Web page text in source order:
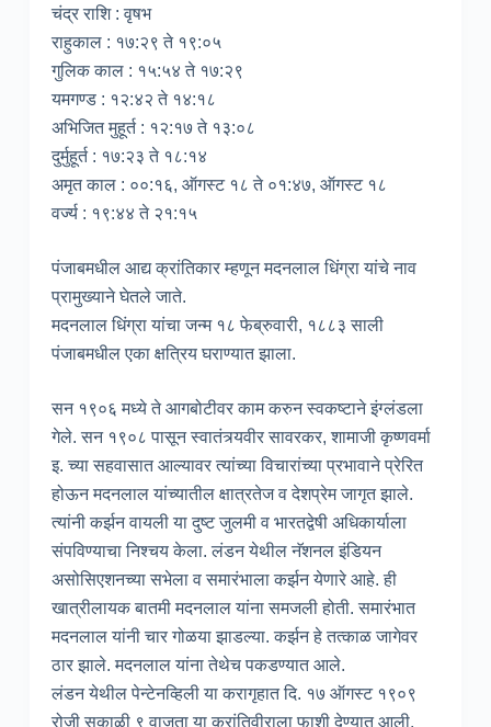
चंद्र राशि : वृषभ
राहुकाल : १७:२९ ते १९:०५
गुलिक काल : १५:५४ ते १७:२९
यमगण्ड : १२:४२ ते १४:१८
अभिजित मुहूर्त : १२:१७ ते १३:०८
दुर्मुहूर्त : १७:२३ ते १८:१४
अमृत काल : ००:१६, ऑगस्ट १८ ते ०१:४७, ऑगस्ट १८
वर्ज्य : १९:४४ ते २१:१५
पंजाबमधील आद्य क्रांतिकार म्हणून मदनलाल धिंग्रा यांचे नाव
प्रामुख्याने घेतले जाते.
मदनलाल धिंग्रा यांचा जन्म १८ फेब्रुवारी, १८८३ साली
पंजाबमधील एका क्षत्रिय घराण्यात झाला.
सन १९०६ मध्ये ते आगबोटीवर काम करुन स्वकष्टाने इंग्लंडला
गेले. सन १९०८ पासून स्वातंत्र्यवीर सावरकर, शामाजी कृष्णवर्मा
इ. च्या सहवासात आल्यावर त्यांच्या विचारांच्या प्रभावाने प्रेरित
होऊन मदनलाल यांच्यातील क्षात्रतेज व देशप्रेम जागृत झाले.
त्यांनी कर्झन वायली या दुष्ट जुलमी व भारतद्वेषी अधिकार्याला
संपविण्याचा निश्चय केला. लंडन येथील नॅशनल इंडियन
असोसिएशनच्या सभेला व समारंभाला कर्झन येणारे आहे. ही
खात्रीलायक बातमी मदनलाल यांना समजली होती. समारंभात
मदनलाल यांनी चार गोळया झाडल्या. कर्झन हे तत्काळ जागेवर
ठार झाले. मदनलाल यांना तेथेच पकडण्यात आले.
लंडन येथील पेन्टेनव्हिली या करागृहात दि. १७ ऑगस्ट १९०९
रोजी सकाळी ९ वाजता या क्रांतिवीराला फाशी देण्यात आली.